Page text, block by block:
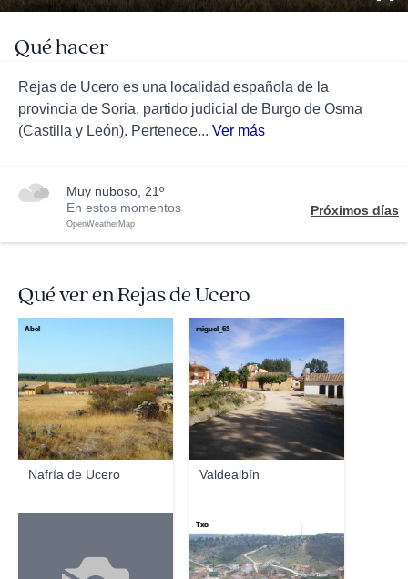
Qué hacer
Rejas de Ucero es una localidad española de la
provincia de Soria, partido judicial de Burgo de Osma
(Castilla y León). Pertenece... Ver más
muy nuboso, 21º
En estos momentos
OpenWeatherMap
Próximos días
Qué ver en Rejas de Ucero
Nafría de Ucero
Abel
Valdealbín
miguel_63
Txo